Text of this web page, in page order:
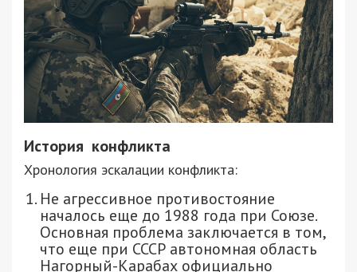
История конфликта
Хронология эскалации конфликта:
Не агрессивное противостояние
началось еще до 1988 года при Союзе.
Основная проблема заключается в том,
что еще при СССР автономная область
Нагорный-Карабах официально